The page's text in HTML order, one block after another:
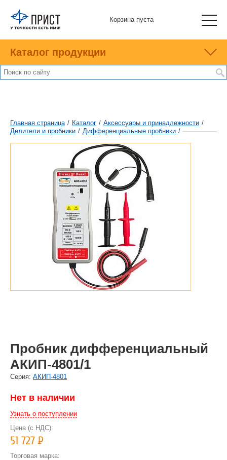
Корзина пуста
Каталог продукции
Главная страница / Каталог / Аксессуары и принадлежности /
Делители и пробники / Дифференциальные пробники /
Пробник дифференциальный
АКИП-4801/1
Cерия: АКИП-4801
Нет в наличии
Узнать о поступлении
Цена (с НДС):
51 727Р
Торговая марка: